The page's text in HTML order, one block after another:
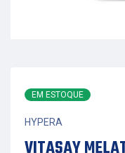
EM ESTOQUE
HYPERA